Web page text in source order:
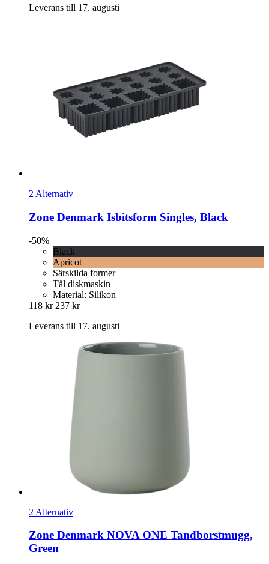
Leverans till 17. augusti
2 Alternativ
Zone Denmark Isbitsform Singles, Black
-50%
Black
Apricot
Särskilda former
Tål diskmaskin
Material: Silikon
118 kr 237 kr
Leverans till 17. augusti
2 Alternativ
Zone Denmark NOVA ONE Tandborstmugg,
Green